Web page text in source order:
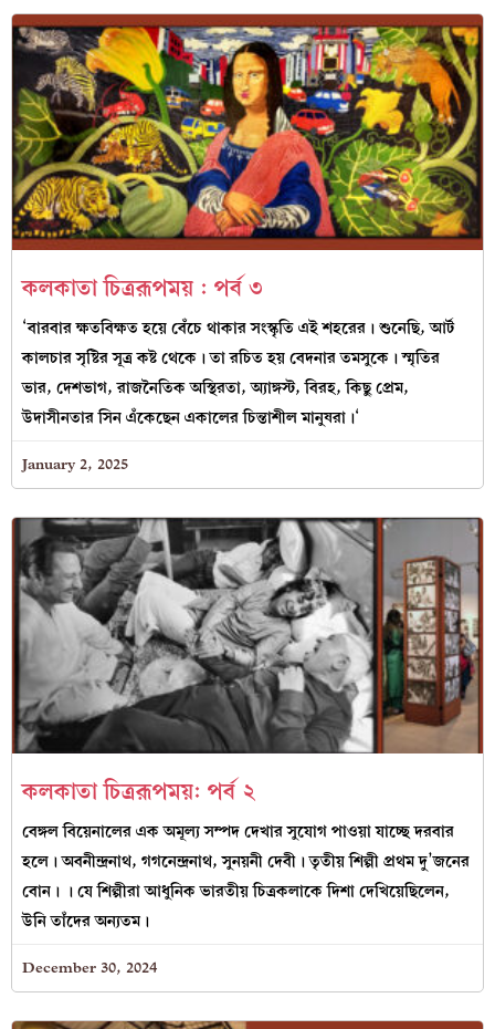
কলকাতা চিত্ররূপময় : পর্ব ৩
‘বারবার ক্ষতবিক্ষত হয়ে বেঁচে থাকার সংস্কৃতি এই শহরের। শুনেছি, আর্ট
কালচার সৃষ্টির সূত্র কষ্ট থেকে। তা রচিত হয় বেদনার তমসুকে। স্মৃতির
ভার, দেশভাগ, রাজনৈতিক অস্থিরতা, অ্যাঙ্গস্ট, বিরহ, কিছু প্রেম,
উদাসীনতার সিন এঁকেছেন একালের চিন্তাশীল মানুষরা।‘
January 2, 2025
কলকাতা চিত্ররূপময়: পর্ব ২
বেঙ্গল বিয়েনালের এক অমূল্য সম্পদ দেখার সুযোগ পাওয়া যাচ্ছে দরবার
হলে। অবনীন্দ্রনাথ, গগনেন্দ্রনাথ, সুনয়নী দেবী। তৃতীয় শিল্পী প্রথম দু’জনের
বোন। । যে শিল্পীরা আধুনিক ভারতীয় চিত্রকলাকে দিশা দেখিয়েছিলেন,
উনি তাঁদের অন্যতম।
December 30, 2024